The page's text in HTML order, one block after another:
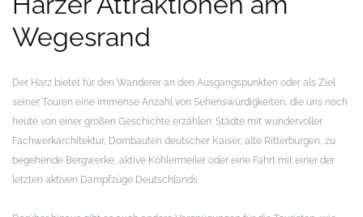
Wegesrand
Der Harz bietet für den Wanderer an den Ausgangspunkten oder als Ziel
seiner Touren eine immense Anzahl von Sehenswürdigkeiten, die uns noch
heute von einer großen Geschichte erzählen: Städte mit wundervoller
Fachwerkarchitektur, Dombauten deutscher Kaiser, alte Ritterburgen, zu
begehende Bergwerke, aktive Köhlermeiler oder eine Fahrt mit einer der
letzten aktiven Dampfzüge Deutschlands.